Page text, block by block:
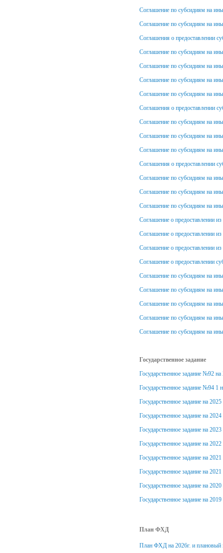
Соглашение по субсидиям на
Соглашение по субсидиям на
Соглашения о предоставлении
Соглашение по субсидиям на
Соглашение по субсидиям на
Соглашение по субсидиям на
Соглашение по субсидиям на
Соглашения о предоставлении
Соглашение по субсидиям на
Соглашение по субсидиям на
Соглашение по субсидиям на
Соглашения о предоставлении
Соглашение по субсидиям на
Соглашение по субсидиям на
Соглашение по субсидиям на
Соглашение о предоставлении
Соглашение о предоставлении
Соглашение о предоставлении
Соглашение о предоставлении
Соглашение по субсидиям на
Соглашение по субсидиям на
Соглашение по субсидиям на
Соглашение по субсидиям на
Соглашение по субсидиям на
Государственное задание
Государственное задание №92
Государственное задание №94 1
Государственное задание на 2025
Государственное задание на 2024
Государственное задание на 2023
Государственное задание на 2022
Государственное задание на
Государственное задание на 2021
Государственное задание на 2020
Государственное задание на 2019
План ФХД
План ФХД на 2026г. и плановый